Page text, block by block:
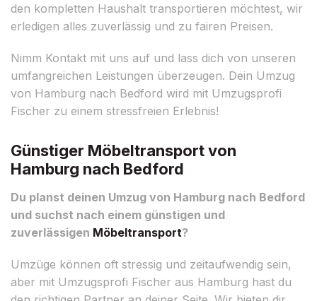
den kompletten Haushalt transportieren möchtest, wir
erledigen alles zuverlässig und zu fairen Preisen.
Nimm Kontakt mit uns auf und lass dich von unseren
umfangreichen Leistungen überzeugen. Dein Umzug
von Hamburg nach Bedford wird mit Umzugsprofi
Fischer zu einem stressfreien Erlebnis!
Günstiger Möbeltransport von
Hamburg nach Bedford
Du planst deinen Umzug von Hamburg nach Bedford
und suchst nach einem günstigen und
zuverlässigen Möbeltransport?
Umzüge können oft stressig und zeitaufwendig sein,
aber mit Umzugsprofi Fischer aus Hamburg hast du